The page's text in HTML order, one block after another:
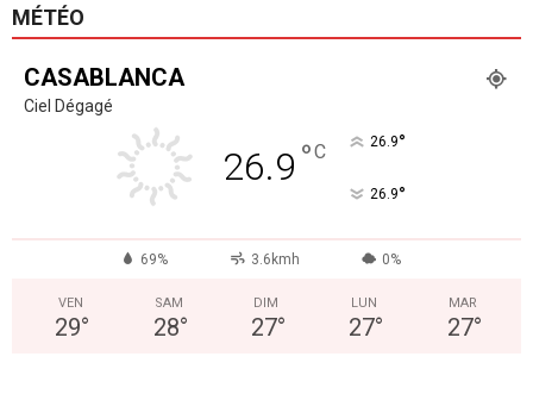
MÉTÉO
CASABLANCA
Ciel Dégagé
26.9 °C 26.9°
26.9°
69% 3.6kmh 0%
VEN
29°
SAM
28°
DIM
27°
LUN
27°
MAR
27°